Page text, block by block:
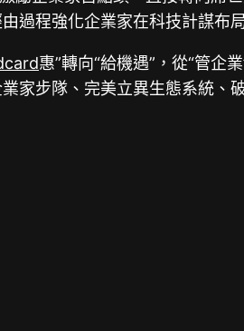
過程強化企業家在科技計謀布
惠”轉向“給機遇”，從“管企
家步隊、完美立異生態系統、